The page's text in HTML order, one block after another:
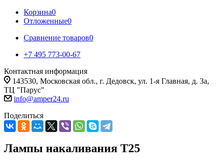
Корзина0
Отложенные0
Сравнение товаров0
+7 495 773-00-67
Контактная информация
143530, Московская обл., г. Дедовск, ул. 1-я Главная, д. 3а,
ТЦ "Парус"
info@amper24.ru
Поделиться
Лампы накаливания T25